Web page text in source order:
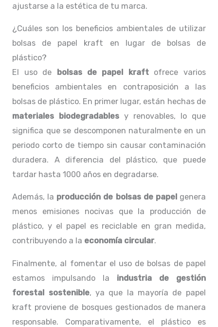
ajustarse a la estética de tu marca.
¿Cuáles son los beneficios ambientales de utilizar
bolsas de papel kraft en lugar de bolsas de
plástico?
El uso de bolsas de papel kraftofrece varios
beneficios ambientales en contraposición a las
bolsas de plástico. En primer lugar, están hechas de
materiales biodegradables y renovables, lo que
significa que se descomponen naturalmente en un
periodo corto de tiempo sin causar contaminación
duradera. A diferencia del plástico, que puede
tardar hasta 1000 años en degradarse.
Además, la producción de bolsas de papel genera
menos emisiones nocivas que la producción de
plástico, y el papel es reciclable en gran medida,
contribuyendo a la economía circular.
Finalmente, al fomentar el uso de bolsas de papel
estamos impulsando la industria de gestión
forestal sostenible, ya que la mayoría de papel
kraft proviene de bosques gestionados de manera
responsable. Comparativamente, el plástico es